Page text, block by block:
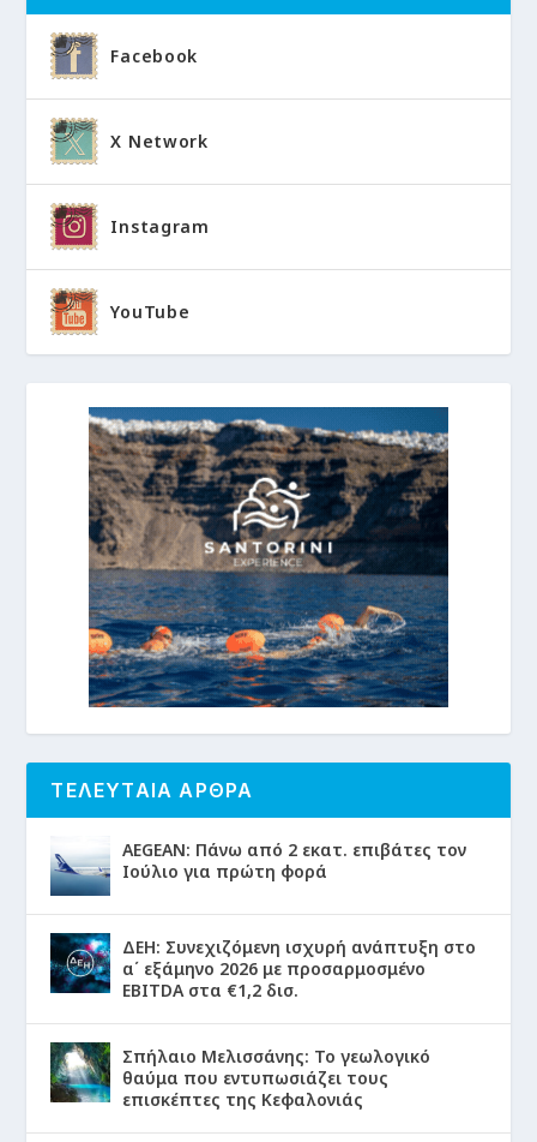
Facebook
X Network
Instagram
YouTube
ΤΕΛΕΥΤΑΙΑ ΑΡΘΡΑ
AEGEAN: Πάνω από 2 εκατ. επιβάτες τον
Ιούλιο για πρώτη φορά
ΔΕΗ: Συνεχιζόμενη ισχυρή ανάπτυξη στο
α΄ εξάμηνο 2026 με προσαρμοσμένο
EBITDA στα €1,2 δισ.
Σπήλαιο Μελισσάνης: Το γεωλογικό
θαύμα που εντυπωσιάζει τους
επισκέπτες της Κεφαλονιάς